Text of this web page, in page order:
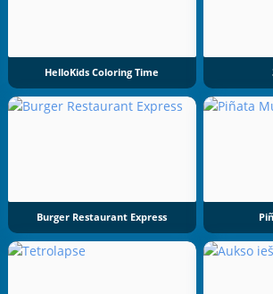
HelloKids Coloring Time
Burger Restaurant Express